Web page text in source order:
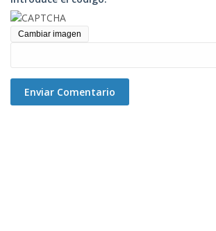
Cambiar imagen
Enviar Comentario